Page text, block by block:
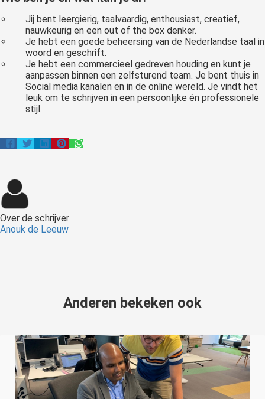
Jij bent leergierig, taalvaardig, enthousiast, creatief,
nauwkeurig en een out of the box denker.
Je hebt een goede beheersing van de Nederlandse taal in
woord en geschrift.
Je hebt een commercieel gedreven houding en kunt je
aanpassen binnen een zelfsturend team. Je bent thuis in
Social media kanalen en in de online wereld. Je vindt het
leuk om te schrijven in een persoonlijke én professionele
stijl.
Over de schrijver
Anouk de Leeuw
Anderen bekeken ook